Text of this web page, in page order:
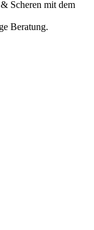
Scheren mit dem
Beratung.